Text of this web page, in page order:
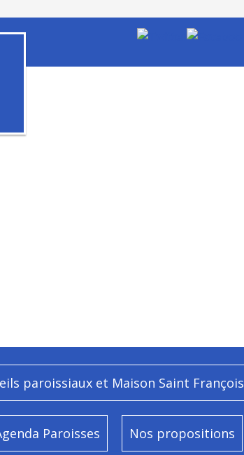
paroissiaux et Maison Saint François
Paroisses Nos propositions